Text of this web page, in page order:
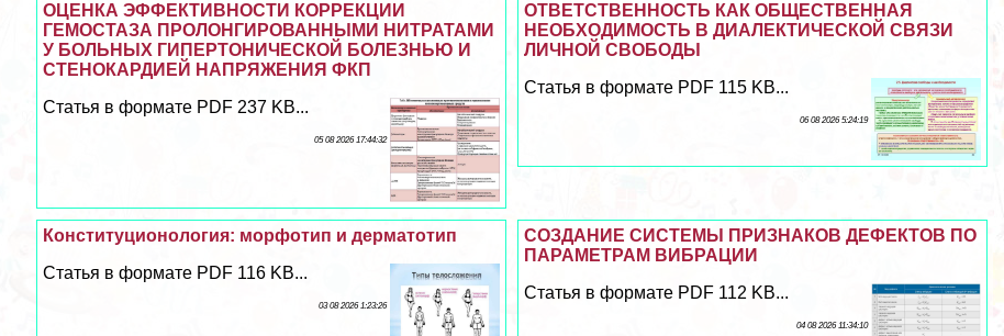
ОТВЕТСТВЕННОСТЬ КАК ОБЩЕСТВЕННАЯ
НЕОБХОДИМОСТЬ В ДИАЛЕКТИЧЕСКОЙ СВЯЗИ
ЛИЧНОЙ СВОБОДЫ
Статья в формате PDF 115 KB...
06 08 2026 5:24:19
ОЦЕНКА ЭФФЕКТИВНОСТИ КОРРЕКЦИИ
ГЕМОСТАЗА ПРОЛОНГИРОВАННЫМИ НИТРАТАМИ
У БОЛЬНЫХ ГИПЕРТОНИЧЕСКОЙ БОЛЕЗНЬЮ И
СТЕНОКАРДИЕЙ НАПРЯЖЕНИЯ ФКП
Статья в формате PDF 237 KB...
05 08 2026 17:44:32
СОЗДАНИЕ СИСТЕМЫ ПРИЗНАКОВ ДЕФЕКТОВ ПО
ПАРАМЕТРАМ ВИБРАЦИИ
Статья в формате PDF 112 KB...
04 08 2026 11:34:10
Конституционология: морфотип и дерматотип
Статья в формате PDF 116 KB...
03 08 2026 1:23:26